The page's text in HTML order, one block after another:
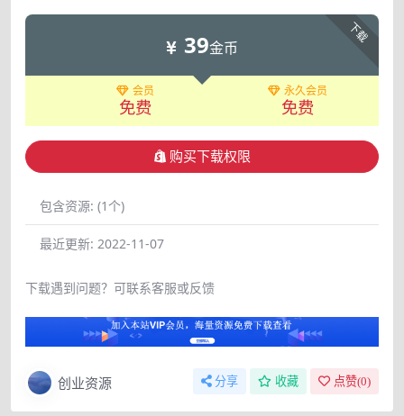
下载
39金币
会员
免费
永久会员
免费
购买下载权限
包含资源: (1个)
最近更新: 2022-11-07
下载遇到问题？可联系客服或反馈
创业资源 分享 收藏 点赞(0)